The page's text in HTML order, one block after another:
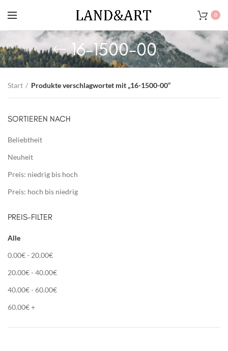
0
16-1500-00
Start Produkte verschlagwortet mit „16-1500-00“
SORTIEREN NACH
Beliebtheit
Neuheit
Preis: niedrig bis hoch
Preis: hoch bis niedrig
PREIS-FILTER
Alle
0.00€- 20.00€
20.00€- 40.00€
40.00€- 60.00€
60.00€+